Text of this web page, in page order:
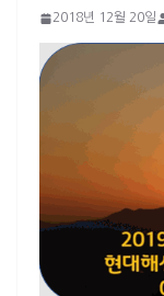
2018년 12월 20일